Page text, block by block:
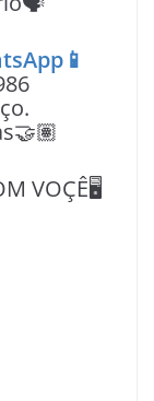
VOÇÊ🖥️